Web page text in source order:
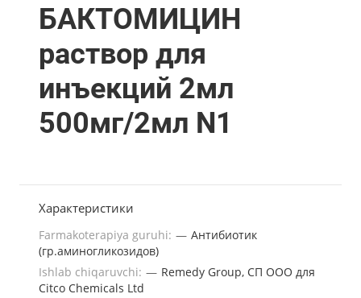
БАКТОМИЦИН
раствор для
инъекций 2мл
500мг/2мл N1
Характеристики
Farmakoterapiya guruhi: — Антибиотик
(гр.аминогликозидов)
Ishlab chiqaruvchi: — Remedy Group, СП ООО для
Citco Chemicals Ltd